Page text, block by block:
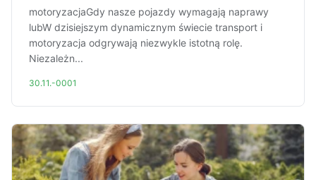
motoryzacjaGdy nasze pojazdy wymagają naprawy
lubW dzisiejszym dynamicznym świecie transport i
motoryzacja odgrywają niezwykle istotną rolę.
Niezależn...
30.11.-0001